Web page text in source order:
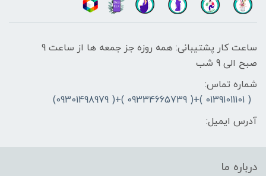
ساعت کار پشتیبانی: همه روزه جز جمعه ها از ساعت 9
صبح الی 9 شب
شماره تماس:
( 01391011101 )+( 09334665739 )+( 09301498979)
آدرس ایمیل:
درباره ما